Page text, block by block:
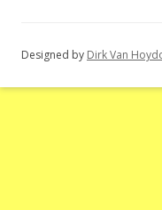
Designed by Dirk Van